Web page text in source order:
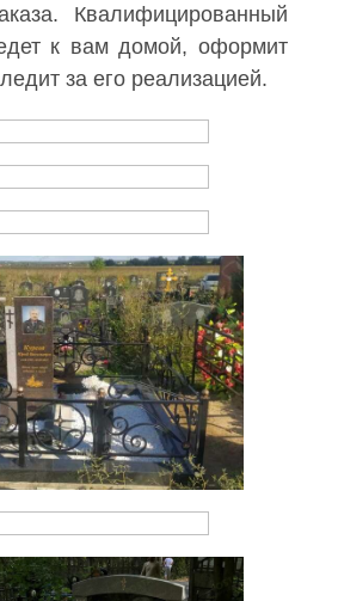
Квалифицированный
к вам домой, оформит
за его реализацией.